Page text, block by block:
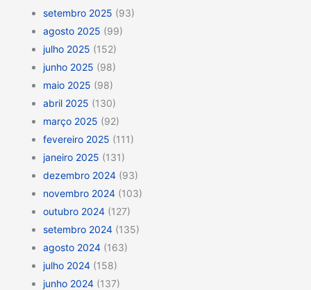
setembro 2025 (93)
agosto 2025 (99)
julho 2025 (152)
junho 2025 (98)
maio 2025 (98)
abril 2025 (130)
março 2025 (92)
fevereiro 2025 (111)
janeiro 2025 (131)
dezembro 2024 (93)
novembro 2024 (103)
outubro 2024 (127)
setembro 2024 (135)
agosto 2024 (163)
julho 2024 (158)
junho 2024 (137)